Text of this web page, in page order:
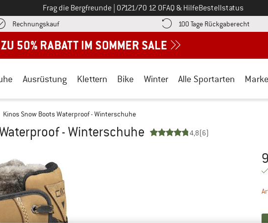
Frag die Bergfreunde Ruf uns an unter
07121/70 12 0FAQ & HilfeBestellstatus
RechnungskaufFinde die Zahlungs-Infos hier! Öffnet sich in einer Infobox
100 Tage Rückgaberecht
Ausrüstung Klettern Bike Winter Alle Sportarten
Kinos Snow Boots Waterproof - Winterschuhe
- Winterschuhe 4,8(6)